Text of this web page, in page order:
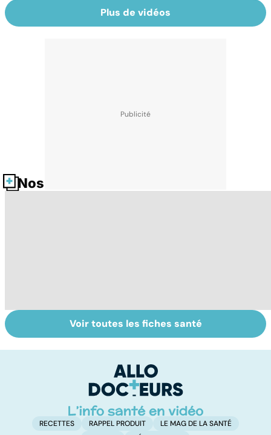
Plus de vidéos
Nos fiches santé
Alimentation : le
péril jeûne ?
Syndrome de
l'intestin irritable
encore mal
connu
Voir toutes les fiches santé
RECETTES RAPPEL PRODUIT
LE MAG DE LA SANTÉ